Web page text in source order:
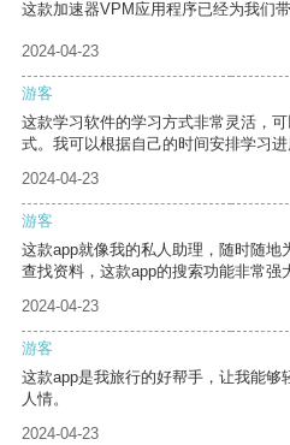
这款加速器VPM应用程序已经为我们
2024-04-23
游客
这款学习软件的学习方式非常灵活，
式。我可以根据自己的时间安排学习进
2024-04-23
游客
这款app就像我的私人助理，随时随
查找资料，这款app的搜索功能非常强
2024-04-23
游客
这款app是我旅行的好帮手，让我能
人情。
2024-04-23